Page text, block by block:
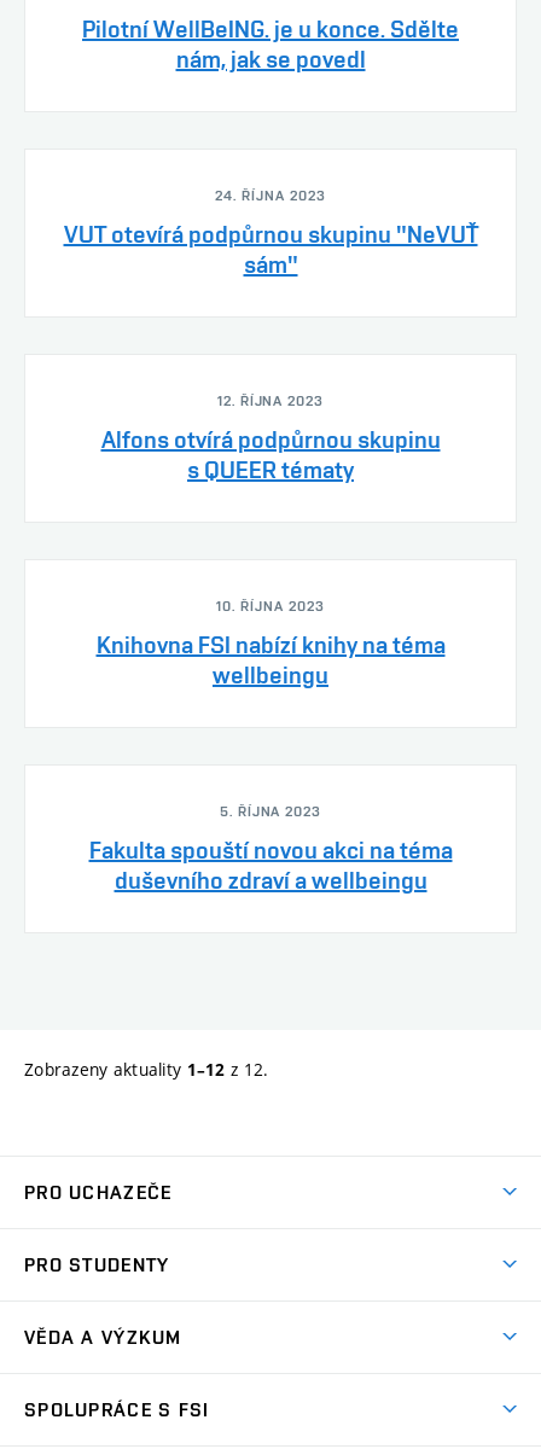
Pilotní WellBeING. je u konce. Sdělte
nám, jak se povedl
24. ŘÍJNA 2023
VUT otevírá podpůrnou skupinu "NeVUŤ
sám"
12. ŘÍJNA 2023
Alfons otvírá podpůrnou skupinu
s QUEER tématy
10. ŘÍJNA 2023
Knihovna FSI nabízí knihy na téma
wellbeingu
5. ŘÍJNA 2023
Fakulta spouští novou akci na téma
duševního zdraví a wellbeingu
Zobrazeny aktuality 1–12 z 12.
PRO UCHAZEČE
Ambasadoři studia
Zápisy
PRO STUDENTY
Studijní předpisy
VĚDA A VÝZKUM
SPOLUPRÁCE S FSI